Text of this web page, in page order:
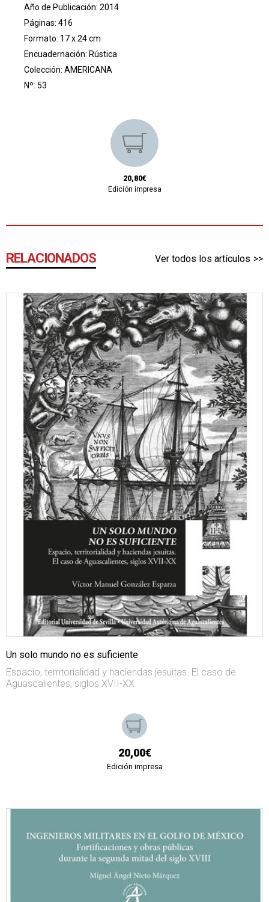
Año de Publicación: 2014
Páginas: 416
Formato: 17 x 24 cm
Encuadernación: Rústica
Colección: AMERICANA
Nº: 53
20,80€
Edición impresa
RELACIONADOS Ver todos los artículos
Un solo mundo no es suficiente
Espacio, territorialidad y haciendas jesuitas. El caso de
Aguascalientes, siglos XVII-XX
20,00€
Edición impresa